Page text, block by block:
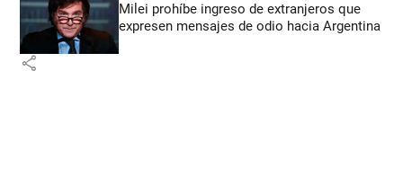
Milei prohíbe ingreso de extranjeros que
expresen mensajes de odio hacia Argentina
share